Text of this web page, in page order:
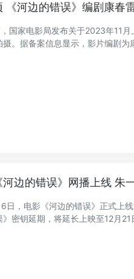
《河边的错误》编剧康春
国家电影局发布关于2023年11
。据备案信息显示，影片编剧为
边的错误》网播上线 朱
日，电影《河边的错误》正式上
密钥延期，将延长上映至12月21